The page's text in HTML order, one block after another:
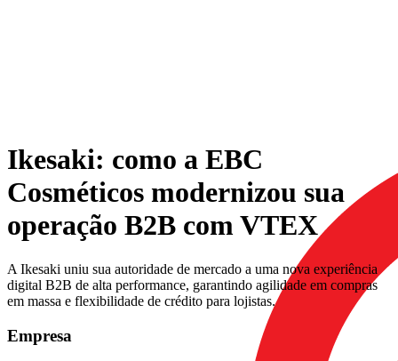
Ikesaki: como a EBC
Cosméticos modernizou sua
operação B2B com VTEX
A Ikesaki uniu sua autoridade de mercado a uma nova experiência
digital B2B de alta performance, garantindo agilidade em compras
em massa e flexibilidade de crédito para lojistas.
Empresa